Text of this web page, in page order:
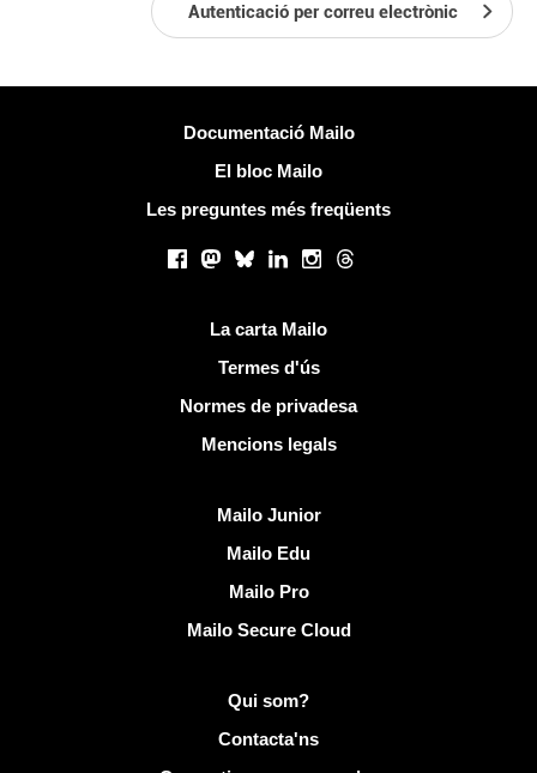
Autenticació per correu electrònic
Documentació Mailo
El bloc Mailo
Les preguntes més freqüents
Facebook
Mastodon
BlueskyLinkedInInstagram
Threads
La carta Mailo
Termes d'ús
Normes de privadesa
Mencions legals
Mailo Junior
Mailo Edu
Mailo Pro
Mailo Secure Cloud
Més informació sobre MailoQui som?
Contacta'ns